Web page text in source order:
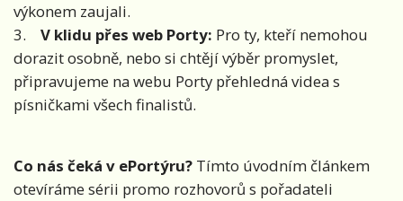
výkonem zaujali.
3. V klidu přes web Porty: Pro ty, kteří nemohou
dorazit osobně, nebo si chtějí výběr promyslet,
připravujeme na webu Porty přehledná videa s
písničkami všech finalistů.
Co nás čeká v ePortýru? Tímto úvodním článkem
otevíráme sérii promo rozhovorů s pořadateli